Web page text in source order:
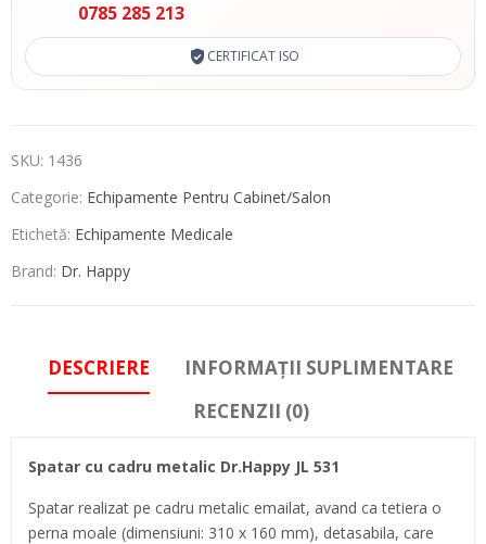
0785 285 213
CERTIFICAT ISO
SKU: 1436
Categorie: Echipamente Pentru Cabinet/Salon
Etichetă: Echipamente Medicale
Brand: Dr. Happy
DESCRIERE
INFORMAȚII SUPLIMENTARE
RECENZII (0)
Spatar cu cadru metalic Dr.Happy JL 531
Spatar realizat pe cadru metalic emailat, avand ca tetiera o
perna moale (dimensiuni: 310 x 160 mm), detasabila, care